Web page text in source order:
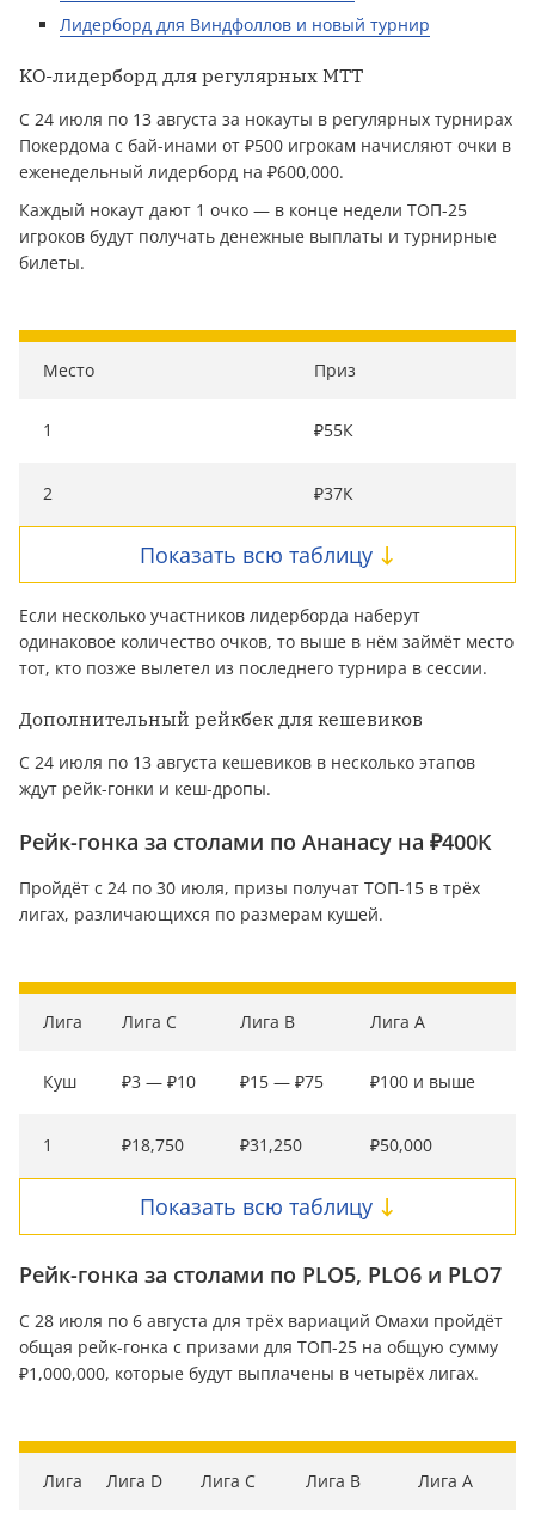
Лидерборд для Виндфоллов и новый турнир
KO-лидерборд для регулярных МТТ
С 24 июля по 13 августа за нокауты в регулярных турнирах
Покердома с бай-инами от ₽500 игрокам начисляют очки в
еженедельный лидерборд на ₽600,000.
Каждый нокаут дают 1 очко — в конце недели ТОП-25
игроков будут получать денежные выплаты и турнирные
билеты.
Место Приз
1 ₽55К
2 ₽37К
Показать всю таблицу
Если несколько участников лидерборда наберут
одинаковое количество очков, то выше в нём займёт место
тот, кто позже вылетел из последнего турнира в сессии.
Дополнительный рейкбек для кешевиков
С 24 июля по 13 августа кешевиков в несколько этапов
ждут рейк-гонки и кеш-дропы.
Рейк-гонка за столами по Ананасу на ₽400К
Пройдёт с 24 по 30 июля, призы получат ТОП-15 в трёх
лигах, различающихся по размерам кушей.
Лига Лига C Лига B Лига A
Куш ₽3 — ₽10 ₽15 — ₽75 ₽100 и выше
1 ₽18,750 ₽31,250 ₽50,000
Показать всю таблицу
Рейк-гонка за столами по PLO5, PLO6 и PLO7
С 28 июля по 6 августа для трёх вариаций Омахи пройдёт
общая рейк-гонка с призами для ТОП-25 на общую сумму
₽1,000,000, которые будут выплачены в четырёх лигах.
Лига Лига D Лига C Лига B Лига A